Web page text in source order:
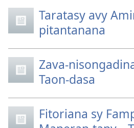
Taratasy avy
pitantanana
Zava-
Taon-dasa
Fitoriana sy